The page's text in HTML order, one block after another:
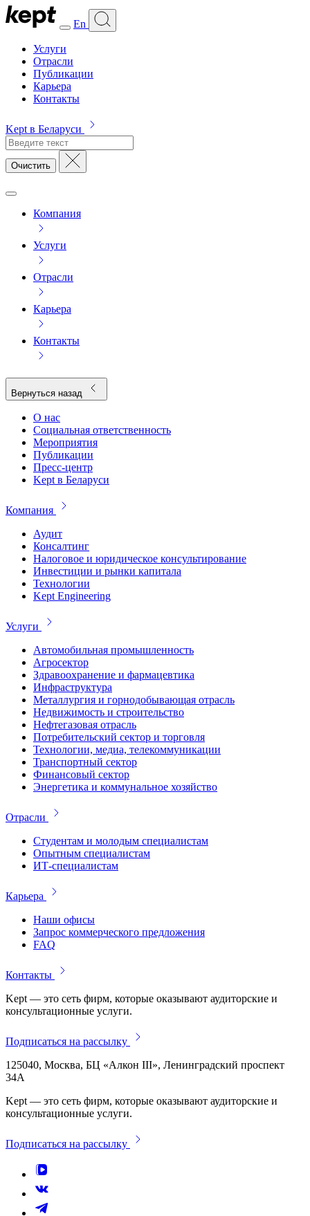
En
Услуги
Отрасли
Публикации
Карьера
Контакты
Kept в Беларуси
Очистить
Компания
Услуги
Отрасли
Карьера
Контакты
Вернуться назад
О нас
Социальная ответственность
Мероприятия
Публикации
Пресс-центр
Kept в Беларуси
Компания
Аудит
Консалтинг
Налоговое и юридическое консультирование
Инвестиции и рынки капитала
Технологии
Kept Engineering
Услуги
Автомобильная промышленность
Агросектор
Здравоохранение и фармацевтика
Инфраструктура
Металлургия и горнодобывающая отрасль
Недвижимость и строительство
Нефтегазовая отрасль
Потребительский сектор и торговля
Технологии, медиа, телекоммуникации
Транспортный сектор
Финансовый сектор
Энергетика и коммунальное хозяйство
Отрасли
Студентам и молодым специалистам
Опытным специалистам
ИТ-специалистам
Карьера
Наши офисы
Запрос коммерческого предложения
FAQ
Контакты
Kept — это сеть фирм, которые оказывают аудиторские и
консультационные услуги.
Подписаться на рассылку
125040, Москва, БЦ «Алкон III», Ленинградский проспект
34А
Kept — это сеть фирм, которые оказывают аудиторские и
консультационные услуги.
Подписаться на рассылку